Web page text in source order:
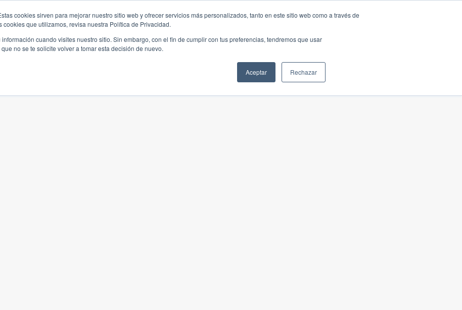
cookies sirven para mejorar nuestro sitio web y ofrecer servicios más personalizados, tanto en este sitio web como a través de
que utilizamos, revisa nuestra Política de Privacidad.
cuando visites nuestro sitio. Sin embargo, con el fin de cumplir con tus preferencias, tendremos que usar
no se te solicite volver a tomar esta decisión de nuevo.
Aceptar Rechazar